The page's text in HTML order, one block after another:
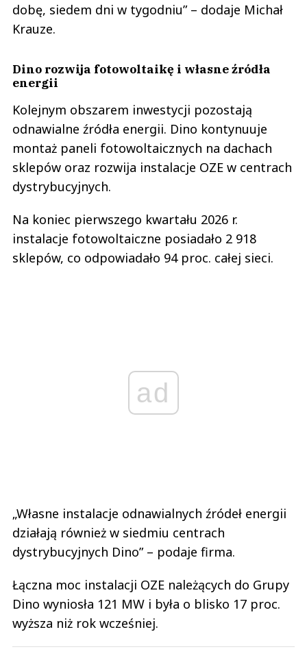
dobę, siedem dni w tygodniu” – dodaje Michał
Krauze.
Dino rozwija fotowoltaikę i własne źródła
energii
Kolejnym obszarem inwestycji pozostają
odnawialne źródła energii. Dino kontynuuje
montaż paneli fotowoltaicznych na dachach
sklepów oraz rozwija instalacje OZE w centrach
dystrybucyjnych.
Na koniec pierwszego kwartału 2026 r.
instalacje fotowoltaiczne posiadało 2 918
sklepów, co odpowiadało 94 proc. całej sieci.
ad
„Własne instalacje odnawialnych źródeł energii
działają również w siedmiu centrach
dystrybucyjnych Dino” – podaje firma.
Łączna moc instalacji OZE należących do Grupy
Dino wyniosła 121 MW i była o blisko 17 proc.
wyższa niż rok wcześniej.